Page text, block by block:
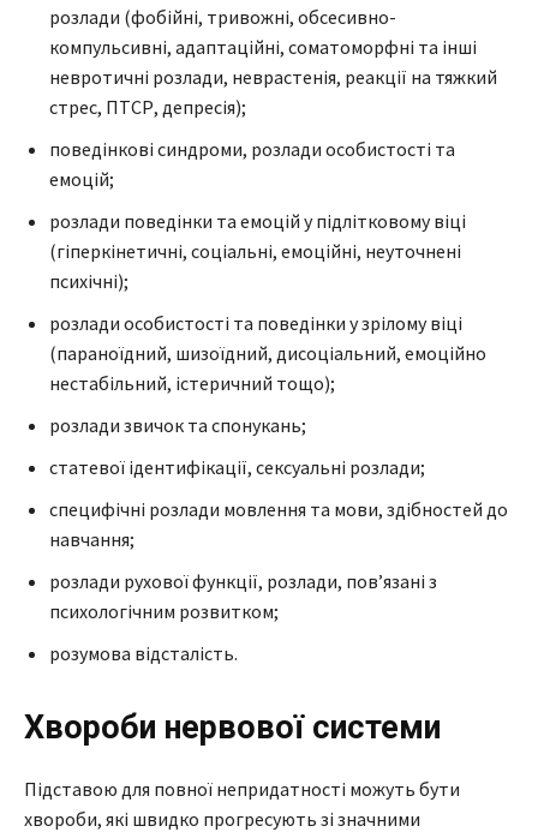
розлади (фобійні, тривожні, обсесивно-
компульсивні, адаптаційні, соматоморфні та інші
невротичні розлади, неврастенія, реакції на тяжкий
стрес, ПТСР, депресія);
поведінкові синдроми, розлади особистості та
емоцій;
розлади поведінки та емоцій у підлітковому віці
(гіперкінетичні, соціальні, емоційні, неуточнені
психічні);
розлади особистості та поведінки у зрілому віці
(параноїдний, шизоїдний, дисоціальний, емоційно
нестабільний, істеричний тощо);
розлади звичок та спонукань;
статевої ідентифікації, сексуальні розлади;
специфічні розлади мовлення та мови, здібностей до
навчання;
розлади рухової функції, розлади, пов’язані з
психологічним розвитком;
розумова відсталість.
Хвороби нервової системи
Підставою для повної непридатності можуть бути
хвороби, які швидко прогресують зі значними